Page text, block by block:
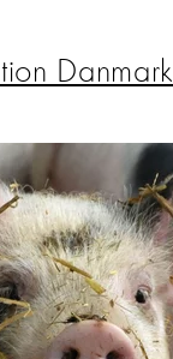
Danmark